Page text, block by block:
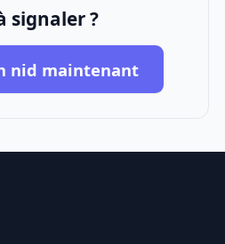
signaler ?
nid maintenant